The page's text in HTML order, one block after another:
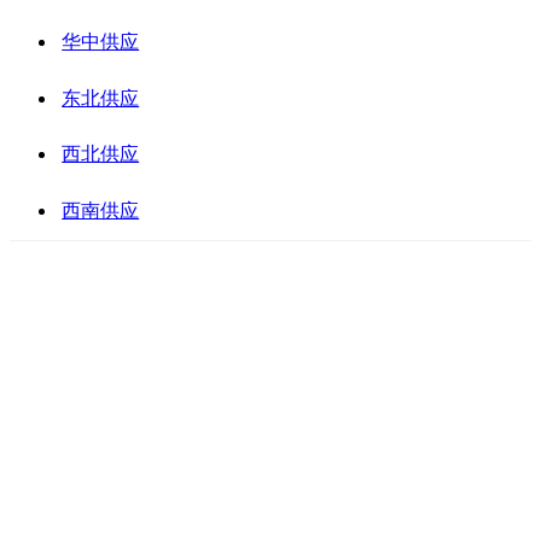
华中供应
东北供应
西北供应
西南供应